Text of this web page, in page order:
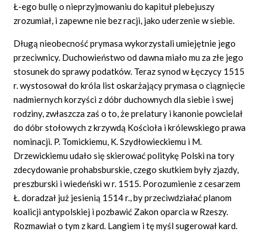
Ł-ego bullę o nieprzyjmowaniu do kapituł plebejuszy
zrozumiał, i zapewne nie bez racji, jako uderzenie w siebie.
Długą nieobecność prymasa wykorzystali umiejętnie jego
przeciwnicy. Duchowieństwo od dawna miało mu za złe jego
stosunek do sprawy podatków. Teraz synod w Łęczycy 1515
r. wystosował do króla list oskarżający prymasa o ciągnięcie
nadmiernych korzyści z dóbr duchownych dla siebie i swej
rodziny, zwłaszcza zaś o to, że prelatury i kanonie powcielał
do dóbr stołowych z krzywdą Kościoła i królewskiego prawa
nominacji. P. Tomickiemu, K. Szydłowieckiemu i M.
Drzewickiemu udało się skierować politykę Polski na tory
zdecydowanie prohabsburskie, czego skutkiem były zjazdy,
preszburski i wiedeński w r. 1515. Porozumienie z cesarzem
Ł. doradzał już jesienią 1514 r., by przeciwdziałać planom
koalicji antypolskiej i pozbawić Zakon oparcia w Rzeszy.
Rozmawiał o tym z kard. Langiem i tę myśl sugerował kard.